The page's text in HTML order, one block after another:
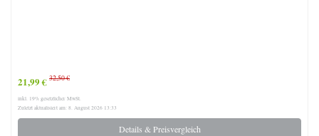
21,99 € 32,50 €
inkl. 19% gesetzlicher MwSt.
Zuletzt aktualisiert am: 8. August 2026 13:33
Details & Preisvergleich